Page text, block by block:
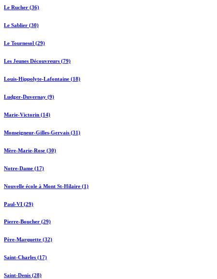
Le Rucher (36)
Le Sablier (30)
Le Tournesol (29)
Les Jeunes Découvreurs (79)
Louis-Hippolyte-Lafontaine (18)
Ludger-Duvernay (9)
Marie-Victorin (14)
Monseigneur-Gilles-Gervais (31)
Mère-Marie-Rose (30)
Notre-Dame (17)
Nouvelle école à Mont St-Hilaire (1)
Paul-VI (29)
Pierre-Boucher (29)
Père-Marquette (32)
Saint-Charles (17)
Saint-Denis (28)